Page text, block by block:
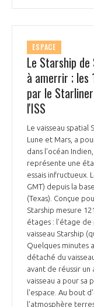
PRENDRE CONTACT
EMPLOI & FORMATION
ENVIRONNEMENT
LES PUBLICATIONS
DOCUMENTS &
RAPPORTS
ESPACE
Le Starship
à amerrir ; les
par le
l'ISS
Le vaisseau spatial
Lune et Mars, a
dans l'océan
représente une
essais infructueux.
GMT) depuis la
(Texas). Conçue
Starship mesure
étages : l'étage de
vaisseau Starship
Quelques minutes
détaché du
avant de réussir
vaisseau a pour sa
l'espace. Au bout
l'atmosphère